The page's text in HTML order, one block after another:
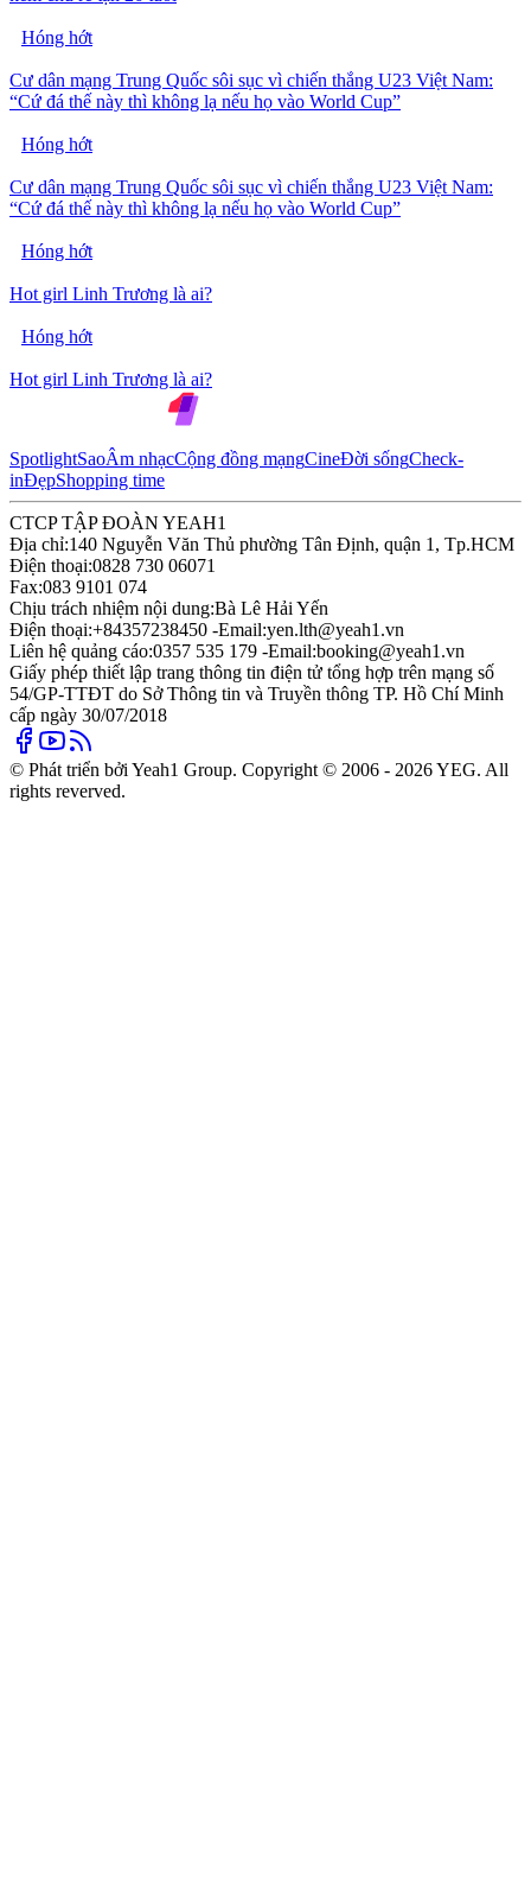
Hóng hớt
Cư dân mạng Trung Quốc sôi sục vì chiến thắng U23 Việt Nam:
“Cứ đá thế này thì không lạ nếu họ vào World Cup”
Hóng hớt
Cư dân mạng Trung Quốc sôi sục vì chiến thắng U23 Việt Nam:
“Cứ đá thế này thì không lạ nếu họ vào World Cup”
Hóng hớt
Hot girl Linh Trương là ai?
Hóng hớt
Hot girl Linh Trương là ai?
SpotlightSaoÂm nhạcCộng đồng mạngCineĐời sốngCheck-
inĐẹpShopping time
CTCP TẬP ĐOÀN YEAH1
Địa chỉ:140 Nguyễn Văn Thủ phường Tân Định, quận 1, Tp.HCM
Điện thoại:0828 730 06071
Fax:083 9101 074
Chịu trách nhiệm nội dung:Bà Lê Hải Yến
Điện thoại:+84357238450 -Email:yen.lth@yeah1.vn
Liên hệ quảng cáo:0357 535 179 -Email:booking@yeah1.vn
Giấy phép thiết lập trang thông tin điện tử tổng hợp trên mạng số
54/GP-TTĐT do Sở Thông tin và Truyền thông TP. Hồ Chí Minh
cấp ngày 30/07/2018
© Phát triển bởi Yeah1 Group. Copyright © 2006 - 2026 YEG. All
rights reverved.